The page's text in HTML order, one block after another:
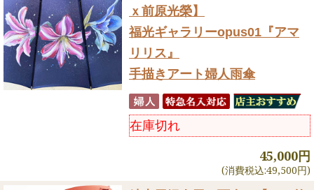
ｘ前原光榮】
福光ギャラリーopus01『アマ
リリス』
手描きアート婦人雨傘
在庫切れ
45,000円
(消費税込:49,500円)